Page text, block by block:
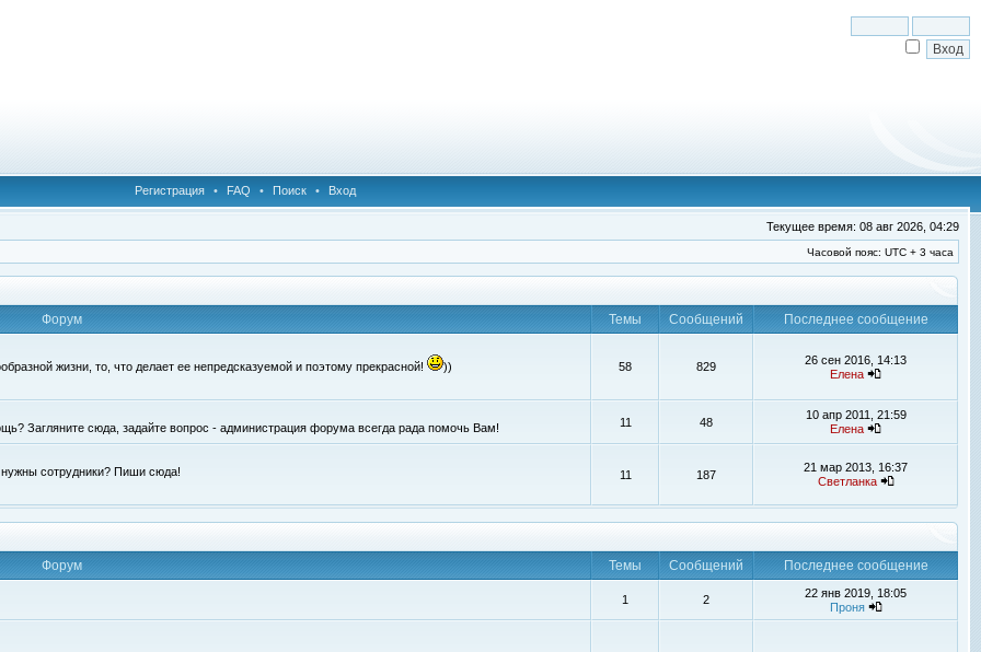
Регистрация • FAQ • Поиск • Вход
Текущее время: 08 авг 2026, 04:29
Часовой пояс: UTC + 3 часа
Форум Темы Сообщений Последнее сообщение
жизни, то, что делает ее непредсказуемой и поэтому прекрасной! )) 58 829
26 сен 2016, 14:13
Елена
Загляните сюда, задайте вопрос - администрация форума всегда рада помочь Вам! 11 48
10 апр 2011, 21:59
Елена
нужны сотрудники? Пиши сюда! 11 187
21 мар 2013, 16:37
Светланка
Форум Темы Сообщений Последнее сообщение
1 2
22 янв 2019, 18:05
Проня